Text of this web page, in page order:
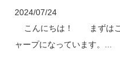
2024/07/24
こんにちは！ まずはこ
ャープになっています。...